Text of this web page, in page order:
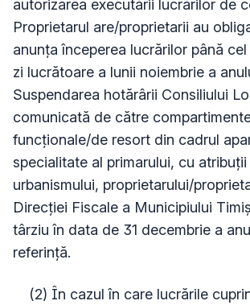
autorizarea executării lucrărilor de
Proprietarul are/proprietarii au
anunța începerea lucrărilor până
zi lucrătoare a lunii noiembrie a
Suspendarea hotărârii Consiliului
comunicată de către
funcționale/de resort din cadrul
specialitate al primarului, cu
urbanismului, proprietarului/
Direcției Fiscale a Municipiului
târziu în data de 31 decembrie a
referință.
(2) În cazul în care lucrările